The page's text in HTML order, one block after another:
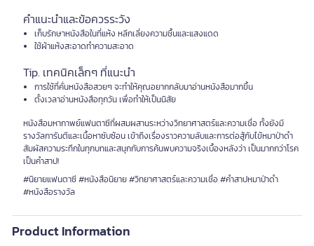
คำแนะนำและข้อควรระวัง
เก็บรักษาหนังสือในที่แห้ง หลีกเลี่ยงความชื้นและแสงแดด
ใช้ผ้าแห้งสะอาดทำความสะอาด
Tip. เทคนิคเล็กๆ ที่แนะนำ
การใช้ที่คั่นหนังสือสวยๆ จะทำให้คุณอยากกลับมาอ่านหนังสือมากขึ้น
ตั้งเวลาอ่านหนังสือทุกวัน เพื่อทำให้เป็นนิสัย
หนังสือมหากาพย์แฟนตาซีที่ผสมผสานระหว่างวิทยาศาสตร์และความเชื่อ ทั้งยังมี
รางวัลการันตีและเนื้อหาซับซ้อน เข้าถึงเรื่องราวความลับและการต่อสู้กับไข้หมาป่าดำ
สัมผัสความระทึกในทุกบทและสนุกกับการค้นพบความจริงเบื้องหลังว่า เป็นมากกว่าโรค
เป็นคำสาป!
#นิยายแฟนตาซี #หนังสือนิยาย #วิทยาศาสตร์และความเชื่อ #คำสาปหมาป่าดำ
#หนังสือรางวัล
Product Information